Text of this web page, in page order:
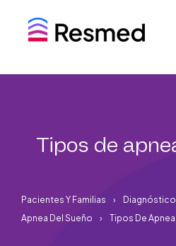
Tipos de
Pacientes Y Familias
Diagnóstico
Apnea Del Sueño
Tipos De